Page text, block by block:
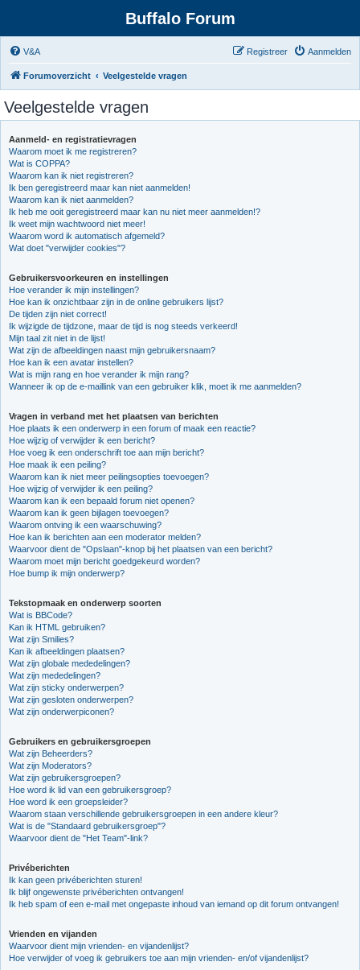
Buffalo Forum
V&A Aanmelden
Registreer
Forumoverzicht Veelgestelde vragen
Veelgestelde vragen
Aanmeld- en registratievragen
Waarom moet ik me registreren?
Wat is COPPA?
Waarom kan ik niet registreren?
Ik ben geregistreerd maar kan niet aanmelden!
Waarom kan ik niet aanmelden?
Ik heb me ooit geregistreerd maar kan nu niet meer aanmelden!?
Ik weet mijn wachtwoord niet meer!
Waarom word ik automatisch afgemeld?
Wat doet "verwijder cookies"?
Gebruikersvoorkeuren en instellingen
Hoe verander ik mijn instellingen?
Hoe kan ik onzichtbaar zijn in de online gebruikers lijst?
De tijden zijn niet correct!
Ik wijzigde de tijdzone, maar de tijd is nog steeds verkeerd!
Mijn taal zit niet in de lijst!
Wat zijn de afbeeldingen naast mijn gebruikersnaam?
Hoe kan ik een avatar instellen?
Wat is mijn rang en hoe verander ik mijn rang?
Wanneer ik op de e-maillink van een gebruiker klik, moet ik me aanmelden?
Vragen in verband met het plaatsen van berichten
Hoe plaats ik een onderwerp in een forum of maak een reactie?
Hoe wijzig of verwijder ik een bericht?
Hoe voeg ik een onderschrift toe aan mijn bericht?
Hoe maak ik een peiling?
Waarom kan ik niet meer peilingsopties toevoegen?
Hoe wijzig of verwijder ik een peiling?
Waarom kan ik een bepaald forum niet openen?
Waarom kan ik geen bijlagen toevoegen?
Waarom ontving ik een waarschuwing?
Hoe kan ik berichten aan een moderator melden?
Waarvoor dient de "Opslaan"-knop bij het plaatsen van een bericht?
Waarom moet mijn bericht goedgekeurd worden?
Hoe bump ik mijn onderwerp?
Tekstopmaak en onderwerp soorten
Wat is BBCode?
Kan ik HTML gebruiken?
Wat zijn Smilies?
Kan ik afbeeldingen plaatsen?
Wat zijn globale mededelingen?
Wat zijn mededelingen?
Wat zijn sticky onderwerpen?
Wat zijn gesloten onderwerpen?
Wat zijn onderwerpiconen?
Gebruikers en gebruikersgroepen
Wat zijn Beheerders?
Wat zijn Moderators?
Wat zijn gebruikersgroepen?
Hoe word ik lid van een gebruikersgroep?
Hoe word ik een groepsleider?
Waarom staan verschillende gebruikersgroepen in een andere kleur?
Wat is de "Standaard gebruikersgroep"?
Waarvoor dient de "Het Team"-link?
Privéberichten
Ik kan geen privéberichten sturen!
Ik blijf ongewenste privéberichten ontvangen!
Ik heb spam of een e-mail met ongepaste inhoud van iemand op dit forum ontvangen!
Vrienden en vijanden
Waarvoor dient mijn vrienden- en vijandenlijst?
Hoe verwijder of voeg ik gebruikers toe aan mijn vrienden- en/of vijandenlijst?